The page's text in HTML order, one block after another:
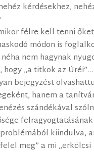
kérdésekhez,
félre kell tenni
módon is
nem hagynak
hogy „a titkok az Úréi”…
bejegyzést
hanem a
szándékával
kiindulva,
meg” a mi „erkölcsi